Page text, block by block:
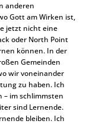
anderen
Gott am Wirken ist,
jetzt nicht eine
oder North Point
können. In der
Gemeinden
wir voneinander
zu haben. Ich
– im schlimmsten
sind Lernende.
bleiben. Ich